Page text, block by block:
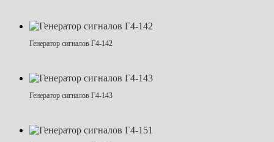
Генератор сигналов Г4-142
Генератор сигналов Г4-143